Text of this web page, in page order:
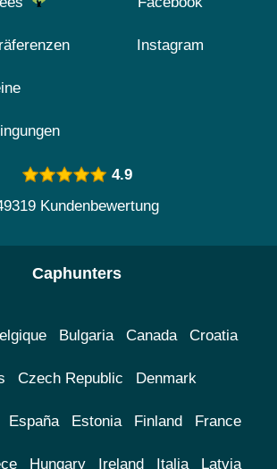
Instagram
4.9
Kundenbewertung
Caphunters
Bulgaria Canada Croatia
Czech Republic Denmark
España Estonia Finland France
Hungary Ireland Italia Latvia